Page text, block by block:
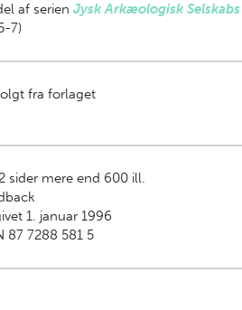
af serien Jysk Arkæologisk
7)
fra forlaget
sider mere end 600 ill.
1. januar 1996
87 7288 581 5